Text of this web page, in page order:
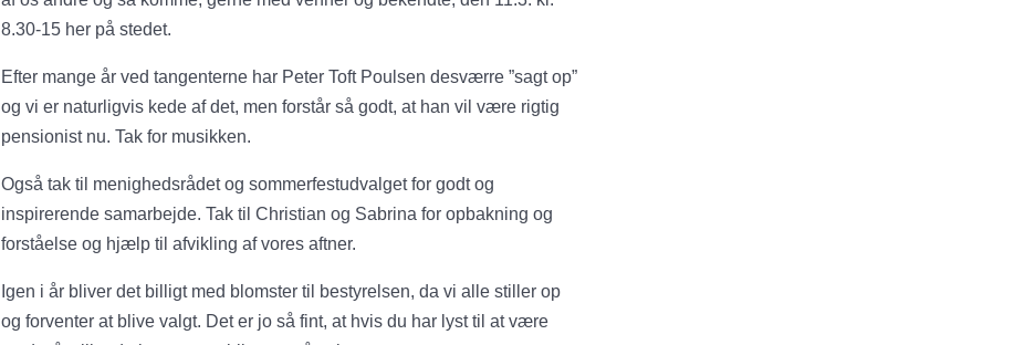
8.30-15 her på stedet.
Efter mange år ved tangenterne har Peter Toft Poulsen desværre ”sagt op”
og vi er naturligvis kede af det, men forstår så godt, at han vil være rigtig
pensionist nu. Tak for musikken.
Også tak til menighedsrådet og sommerfestudvalget for godt og
inspirerende samarbejde. Tak til Christian og Sabrina for opbakning og
forståelse og hjælp til afvikling af vores aftner.
Igen i år bliver det billigt med blomster til bestyrelsen, da vi alle stiller op
og forventer at blive valgt. Det er jo så fint, at hvis du har lyst til at være